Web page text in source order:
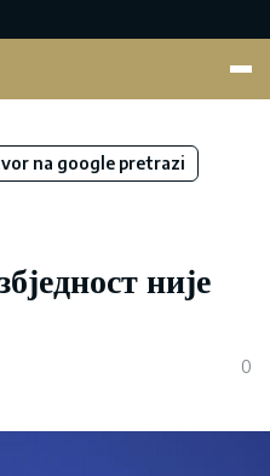
na google pretrazi
није
0